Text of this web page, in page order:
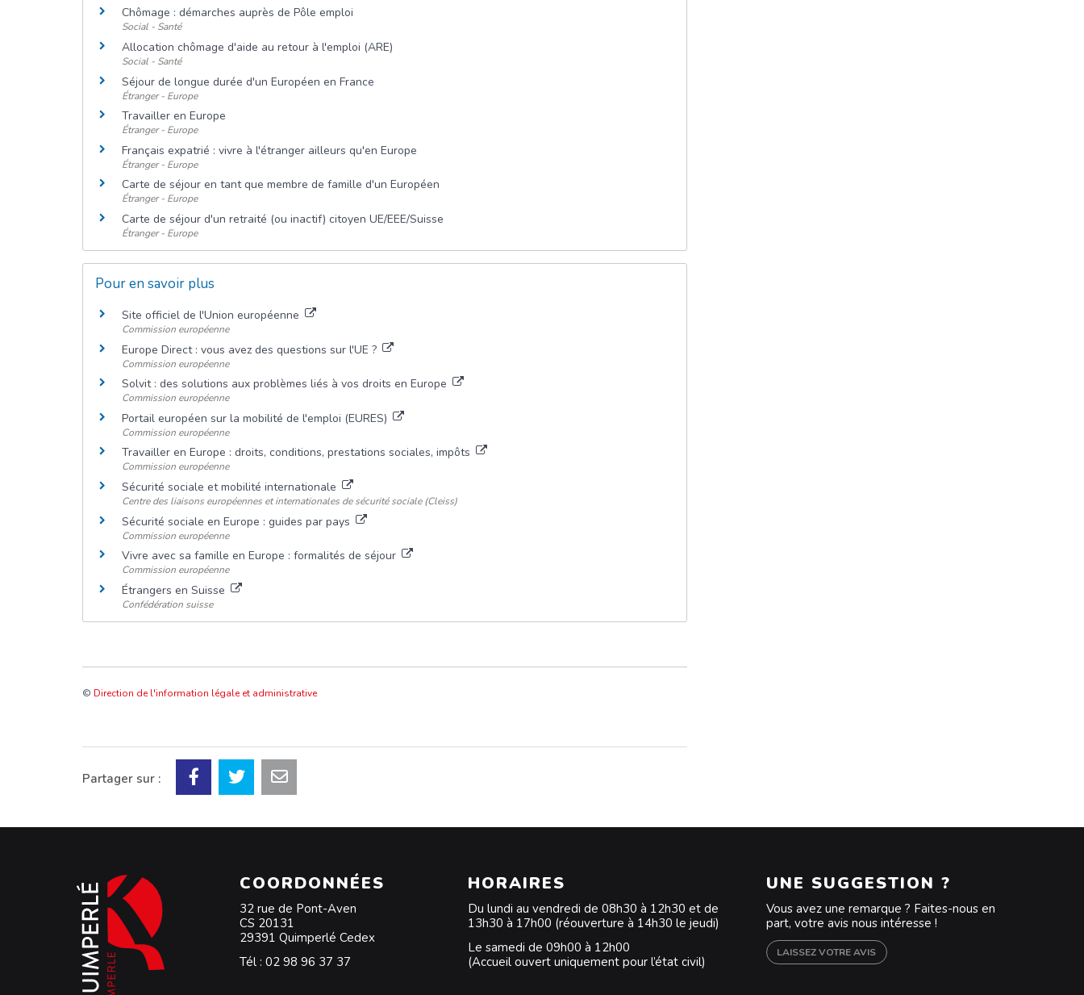
Chômage : démarches auprès de Pôle emploi
Social - Santé
Allocation chômage d'aide au retour à l'emploi (ARE)
Social - Santé
Séjour de longue durée d'un Européen en France
Étranger - Europe
Travailler en Europe
Étranger - Europe
Français expatrié : vivre à l'étranger ailleurs qu'en Europe
Étranger - Europe
Carte de séjour en tant que membre de famille d'un Européen
Étranger - Europe
Carte de séjour d'un retraité (ou inactif) citoyen UE/EEE/Suisse
Étranger - Europe
Pour en savoir plus
Site officiel de l'Union européenne
Commission européenne
Europe Direct : vous avez des questions sur l'UE ?
Commission européenne
Solvit : des solutions aux problèmes liés à vos droits en Europe
Commission européenne
Portail européen sur la mobilité de l'emploi (EURES)
Commission européenne
Travailler en Europe : droits, conditions, prestations sociales, impôts
Commission européenne
Sécurité sociale et mobilité internationale
Centre des liaisons européennes et internationales de sécurité sociale (Cleiss)
Sécurité sociale en Europe : guides par pays
Commission européenne
Vivre avec sa famille en Europe : formalités de séjour
Commission européenne
Étrangers en Suisse
Confédération suisse
© Direction de l'information légale et administrative
Partager sur :
COORDONNÉES
32 rue de Pont-Aven
CS 20131
29391 Quimperlé Cedex
Tél : 02 98 96 37 37
HORAIRES
Du lundi au vendredi de 08h30 à 12h30 et de
13h30 à 17h00 (réouverture à 14h30 le jeudi)
Le samedi de 09h00 à 12h00
(Accueil ouvert uniquement pour l’état civil)
UNE SUGGESTION ?
Vous avez une remarque ? Faites-nous en
part, votre avis nous intéresse !
LAISSEZ VOTRE AVIS